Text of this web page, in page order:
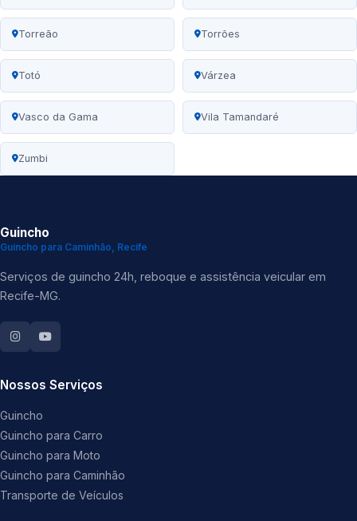
Torreão Torrões
Totó Várzea
Vasco da Gama Vila Tamandaré
Zumbi
Guincho
Guincho para Caminhão, Recife
Serviços de guincho 24h, reboque e assistência veicular em
Recife-MG.
Nossos Serviços
Guincho
Guincho para Carro
Guincho para Moto
Guincho para Caminhão
Transporte de Veículos